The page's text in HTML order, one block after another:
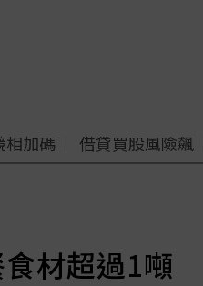
相加碼 借貸買股風險飆
材超過1噸